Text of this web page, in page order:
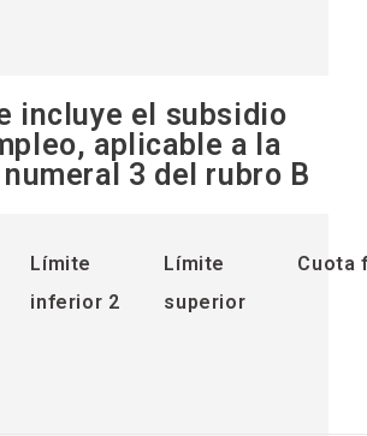
incluye el subsidio
aplicable a la
3 del rubro B
Límite
inferior 2
Límite
superior
Cuota